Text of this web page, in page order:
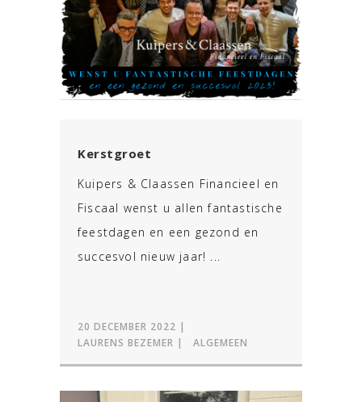
Kerstgroet
Kuipers & Claassen Financieel en
Fiscaal wenst u allen fantastische
feestdagen en een gezond en
succesvol nieuw jaar! ...
20 DECEMBER 2022
LAURENS BEZEMER
ALGEMEEN